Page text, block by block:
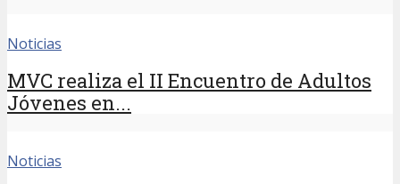
Noticias
MVC realiza el II Encuentro de Adultos
Jóvenes en...
Noticias